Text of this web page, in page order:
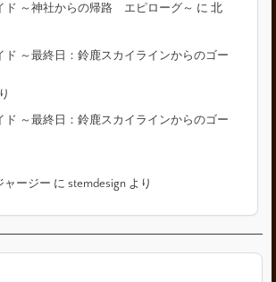
ド ～神社からの帰路 エピローグ～ に北
ド ～最終日：鈴鹿スカイラインからのゴー
ド ～最終日：鈴鹿スカイラインからのゴー
ャージー にstemdesign より